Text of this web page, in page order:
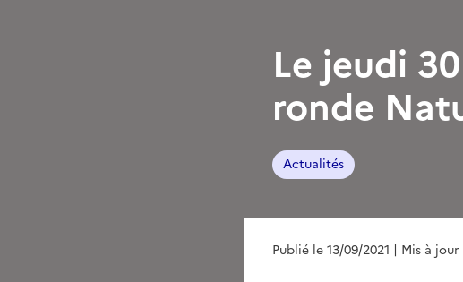
Le jeudi
ronde
Actualités
Publié le 13/09/2021 | Mis à jour